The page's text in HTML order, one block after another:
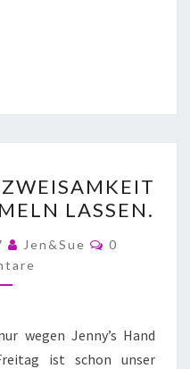
LASSEN.
Jen&Sue
0
wegen Jenny’s Hand
ist schon unser